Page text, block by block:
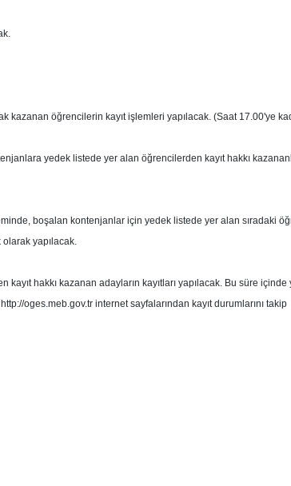
kazanan öğrencilerin kayıt işlemleri yapılacak. (Saat 17.00'ye
yedek listede yer alan öğrencilerden kayıt hakkı
boşalan kontenjanlar için yedek listede yer alan sıradaki
olarak yapılacak.
hakkı kazanan adayların kayıtları yapılacak. Bu süre içinde
oges.meb.gov.tr internetsayfalarından kayıt durumlarını takip